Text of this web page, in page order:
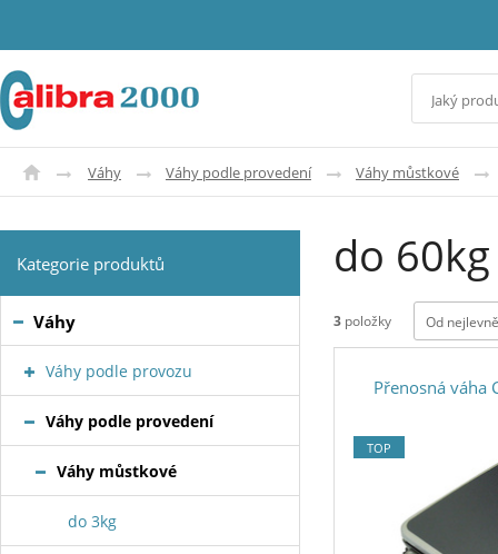
Váhy Váhy podle provedení Váhy můstkové
do 60kg
3 položky Od
Přenosná váha
TOP
Kategorie produktů
Váhy
Váhy podle provozu
Váhy podle provedení
Váhy můstkové
do 3kg